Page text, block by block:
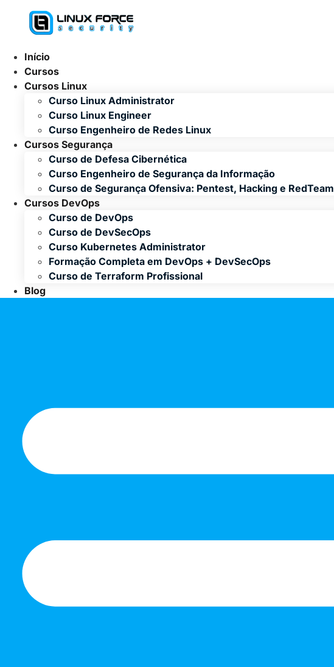
conteúdo
Início
Cursos
Cursos Linux
Curso Linux Administrator
Curso Linux Engineer
Curso Engenheiro de Redes Linux
Cursos Segurança
Curso de Defesa Cibernética
Curso Engenheiro de Segurança da Informação
Curso de Segurança Ofensiva: Pentest, Hacking e RedTeam
Cursos DevOps
Curso de DevOps
Curso de DevSecOps
Curso Kubernetes Administrator
Formação Completa em DevOps + DevSecOps
Curso de Terraform Profissional
Blog